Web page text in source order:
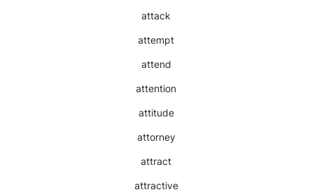
attack
attempt
attend
attention
attitude
attorney
attract
attractive